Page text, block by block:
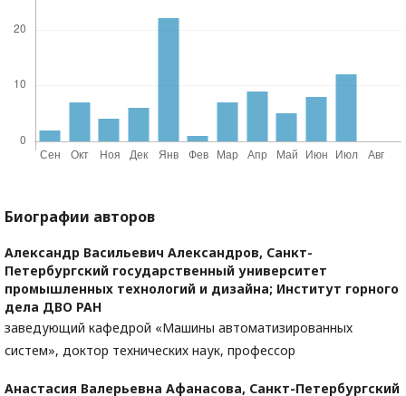
Биографии авторов
Александр Васильевич Александров, Санкт-
Петербургский государственный университет
промышленных технологий и дизайна; Институт горного
дела ДВО РАН
заведующий кафедрой «Машины автоматизированных
систем», доктор технических наук, профессор
Анастасия Валерьевна Афанасова, Санкт-Петербургский